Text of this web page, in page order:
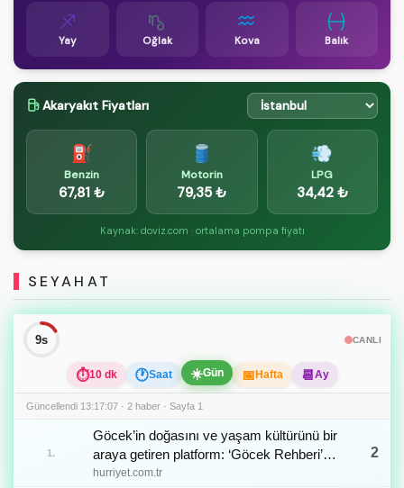
Yay Oğlak Kova Balık
Akaryakıt Fiyatları
⛽
Benzin
67,81 ₺
🛢️
Motorin
79,35 ₺
💨
LPG
34,42 ₺
Kaynak: doviz.com · ortalama pompa fiyatı
SEYAHAT
9s
⏱10 dk 🕐Saat ☀️Gün 📅 Hafta 📆 Ay
CANLI
Güncellendi 13:17:07 · 2 haber · Sayfa 1
1.
Göcek’in doğasını ve yaşam kültürünü bir
araya getiren platform: ‘Göcek Rehberi’
yayın hayatına başladı
hurriyet.com.tr
2